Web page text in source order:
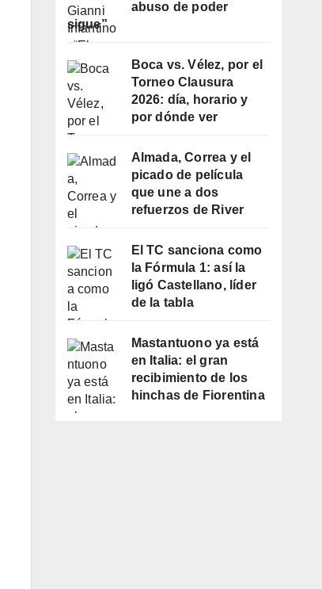
abuso de poder
sigue”
Boca vs. Vélez, por el
Torneo Clausura
2026: día, horario y
por dónde ver
Almada, Correa y el
picado de película
que une a dos
refuerzos de River
El TC sanciona como
la Fórmula 1: así la
ligó Castellano, líder
de la tabla
Mastantuono ya está
en Italia: el gran
recibimiento de los
hinchas de Fiorentina